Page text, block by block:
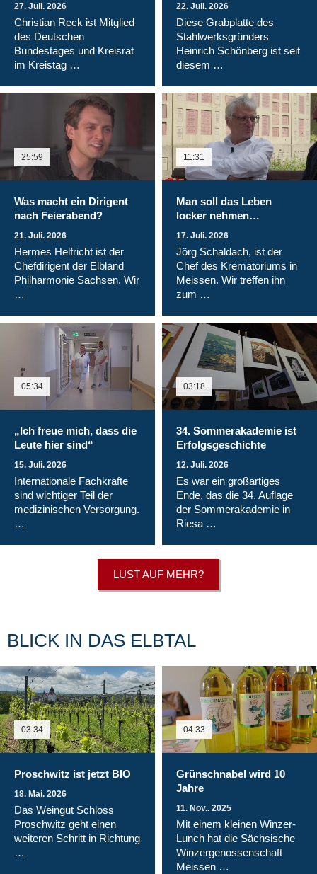
27. Juli. 2026
Christian Reck ist Mitglied
des Deutschen
Bundestages und Kreisrat
im Kreistag …
22. Juli. 2026
Diese Grabplatte des
Stahlwerksgründers
Heinrich Schönberg ist seit
diesem …
25:59
Was macht ein Dirigent
nach Feierabend?
21. Juli. 2026
Hermes Helfricht ist der
Chefdirigent der Elbland
Philharmonie Sachsen. Wir
…
11:31
Man soll das Leben
locker nehmen…
17. Juli. 2026
Jörg Schaldach, ist der
Chef des Krematoriums in
Meissen. Wir treffen ihn
zum …
05:34
„Ich freue mich, dass die
Leute hier sind“
15. Juli. 2026
Internationale Fachkräfte
sind wichtiger Teil der
medizinischen Versorgung.
…
03:18
34. Sommerakademie ist
Erfolgsgeschichte
12. Juli. 2026
Es war ein großartiges
Ende, das die 34. Auflage
der Sommerakademie in
Riesa …
LUST AUF MEHR?
BLICK IN DAS ELBTAL
03:34
Proschwitz ist jetzt BIO
18. Mai. 2026
Das Weingut Schloss
Proschwitz geht einen
weiteren Schritt in Richtung
…
04:33
Grünschnabel wird 10
Jahre
11. Nov.. 2025
Mit einem kleinen Winzer-
Lunch hat die Sächsische
Winzergenossenschaft
Meissen …